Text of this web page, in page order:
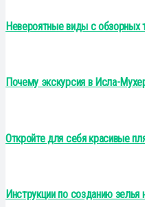
Невероятные виды с обзорных
Почему экскурсия в Исла-
Откройте для себя красивые
Инструкции по созданию зелья